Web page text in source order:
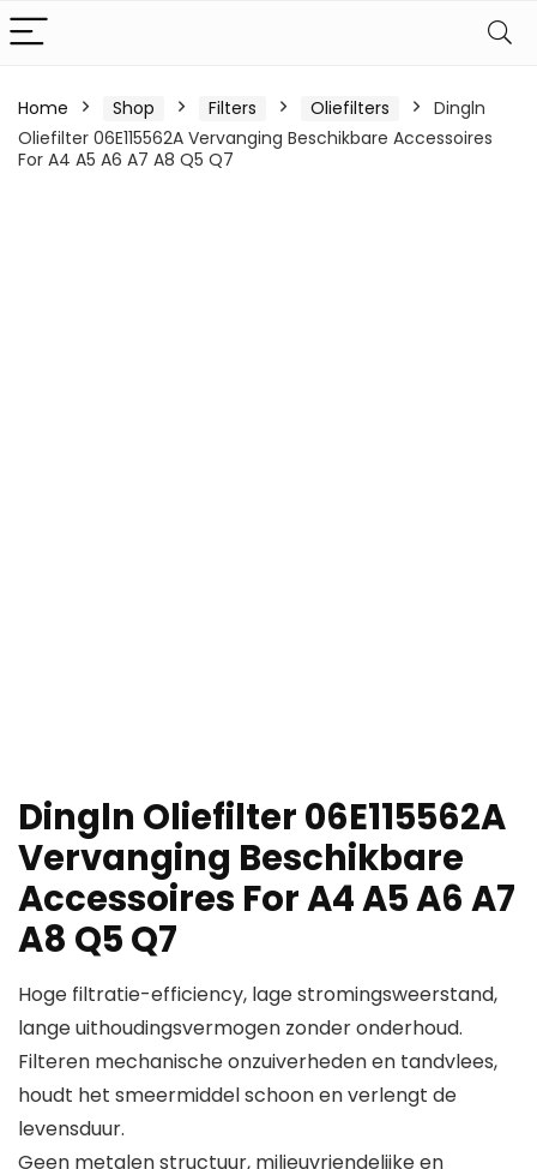
Home Shop Filters Oliefilters
Dingln
Oliefilter 06E115562A Vervanging Beschikbare Accessoires
For A4 A5 A6 A7 A8 Q5 Q7
Dingln Oliefilter 06E115562A
Vervanging Beschikbare
Accessoires For A4 A5 A6 A7
A8 Q5 Q7
Hoge filtratie-efficiency, lage stromingsweerstand,
lange uithoudingsvermogen zonder onderhoud.
Filteren mechanische onzuiverheden en tandvlees,
houdt het smeermiddel schoon en verlengt de
levensduur.
Geen metalen structuur, milieuvriendelijke en